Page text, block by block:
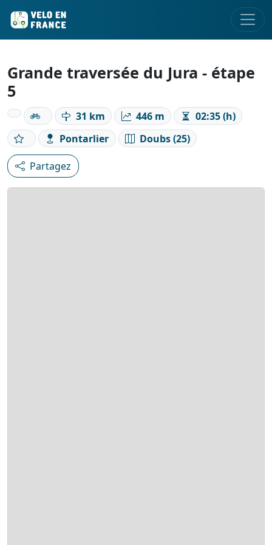
Grande traversée du Jura - étape
5
31 km 446 m
02:35 (h)
Pontarlier
Doubs (25)
Partagez